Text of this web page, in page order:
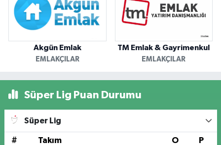
Akgün Emlak
EMLAKÇILAR
TM Emlak & Gayrimenkul
EMLAKÇILAR
Süper Lig Puan Durumu
Süper Lig
# Takım O P